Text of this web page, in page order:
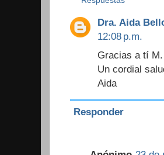
Dra. Aida
12:08 p.m.
Gracias a tí
Un cordial
Aida
Responder